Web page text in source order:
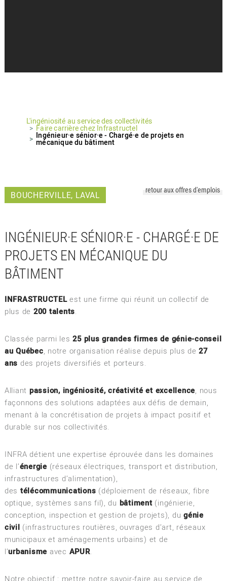
L'ingéniosité au service des collectivités
Faire carrière chez Infrastructel
Ingénieur·e sénior·e - Chargé·e de projets en
mécanique du bâtiment
retour aux offres d'emplois
BOUCHERVILLE, LAVAL
INGÉNIEUR·E SÉNIOR·E - CHARGÉ·E DE
PROJETS EN MÉCANIQUE DU
BÂTIMENT
INFRASTRUCTELest une firme qui réunit un collectif de
plus de 200 talents.
Classée parmi les25 plus grandes firmes de génie-conseil
au Québec, notre organisation réalise depuis plus de27
ans des projets diversifiés et porteurs.
Alliant passion, ingéniosité, créativité et excellence, nous
façonnons des solutions adaptées aux défis de demain,
menant à la concrétisation de projets à impact positif et
durable sur nos collectivités.
INFRA détient une expertise éprouvée dans les domaines
de l’énergie (réseaux électriques, transport et distribution,
infrastructures d’alimentation),
des télécommunications (déploiement de réseaux, fibre
optique, systèmes sans fil), du bâtiment(ingénierie,
conception, inspection et gestion de projets), dugénie
civil (infrastructures routières, ouvrages d’art, réseaux
municipaux et aménagements urbains) et de
l’urbanisme avec APUR.